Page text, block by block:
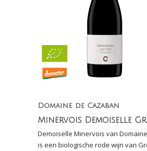
Domaine de Cazaban
Demoiselle Minervois van
is een biologische rode wijn van